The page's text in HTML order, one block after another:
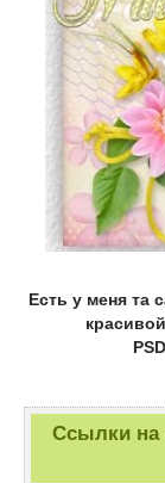
Есть у меня та
Ссылки на